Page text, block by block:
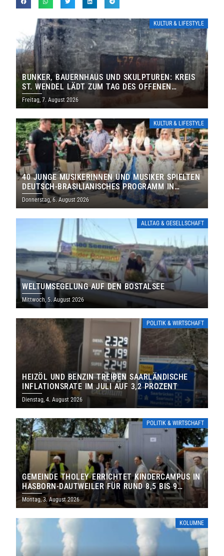
KULTUR & LIFESTYLE
BUNKER, BAUERNHAUS UND SKULPTUREN: KREIS
ST. WENDEL LÄDT ZUM TAG DES OFFENEN
DENKMALS EIN
Freitag, 7. August 2026
KULTUR & LIFESTYLE
40 JUNGE MUSIKERINNEN UND MUSIKER SPIELTEN
DEUTSCH-BRASILIANISCHES PROGRAMM IN
THOLEY
Donnerstag, 6. August 2026
ALLTAG & GESELLSCHAFT
WELTUMSEGELUNG AUF DEN BOSTALSEE
Mittwoch, 5. August 2026
POLITIK & WIRTSCHAFT
HEIZÖL UND BENZIN TREIBEN SAARLÄNDISCHE
INFLATIONSRATE IM JULI AUF 3,2 PROZENT
Dienstag, 4. August 2026
POLITIK & WIRTSCHAFT
GEMEINDE THOLEY ERRICHTET KINDERCAMPUS IN
HASBORN-DAUTWEILER FÜR RUND 8,5 BIS 9
MILLIONEN EURO
Montag, 3. August 2026
KOLUMNE